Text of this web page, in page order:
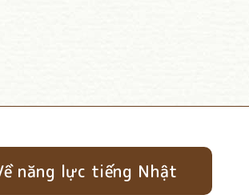
năng lực tiếng Nhật